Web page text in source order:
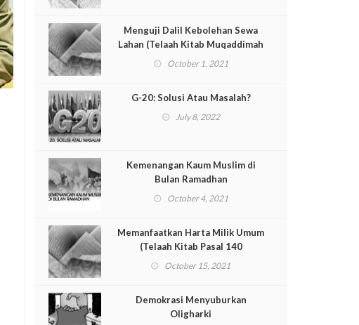
Menguji Dalil Kebolehan Sewa
Lahan (Telaah Kitab Muqaddimah
ad-Dustur Pasal 135-Lanjutan)
October 1, 2021
G-20: Solusi Atau Masalah?
July 8, 2022
Kemenangan Kaum Muslim di
Bulan Ramadhan
October 4, 2021
Memanfaatkan Harta Milik Umum
(Telaah Kitab Pasal 140
Muqaddimah al-Dustur)
October 15, 2021
Demokrasi Menyuburkan
Oligharki